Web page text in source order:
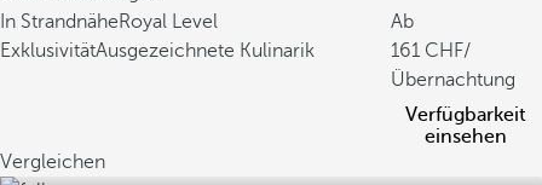
In StrandnäheRoyal Level
ExklusivitätAusgezeichnete Kulinarik
Ab
161
/
Übernachtung
Verfügbarkeit
einsehen
Vergleichen